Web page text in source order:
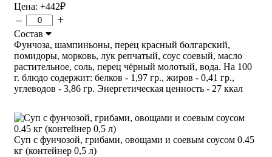
Цена: +442₽
– +
Состав
Фунчоза, шампиньоны, перец красный болгарский,
помидоры, морковь, лук репчатый, соус соевый, масло
растительное, соль, перец чёрный молотый, вода. На 100
г. блюдо содержит: белков - 1,97 гр., жиров - 0,41 гр.,
углеводов - 3,86 гр. Энергетическая ценность - 27 ккал
Суп с фунчозой, грибами, овощами и соевым соусом 0.45
кг (контейнер 0,5 л)